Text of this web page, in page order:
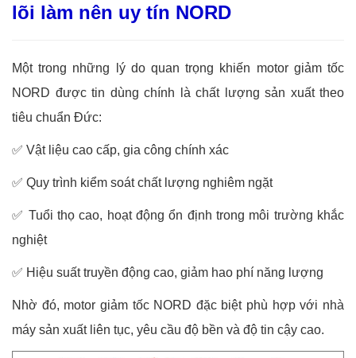
lõi làm nên uy tín NORD
Một trong những lý do quan trọng khiến motor giảm tốc
NORD được tin dùng chính là chất lượng sản xuất theo
tiêu chuẩn Đức:
✅ Vật liệu cao cấp, gia công chính xác
✅ Quy trình kiểm soát chất lượng nghiêm ngặt
✅ Tuổi thọ cao, hoạt động ổn định trong môi trường khắc
nghiệt
✅ Hiệu suất truyền động cao, giảm hao phí năng lượng
Nhờ đó, motor giảm tốc NORD đặc biệt phù hợp với nhà
máy sản xuất liên tục, yêu cầu độ bền và độ tin cậy cao.